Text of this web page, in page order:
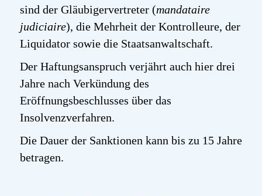
sind der Gläubigervertreter (mandataire
judiciaire), die Mehrheit der Kontrolleure, der
Liquidator sowie die Staatsanwaltschaft.
Der Haftungsanspruch verjährt auch hier drei
Jahre nach Verkündung des
Eröffnungsbeschlusses über das
Insolvenzverfahren.
Die Dauer der Sanktionen kann bis zu 15 Jahre
betragen.